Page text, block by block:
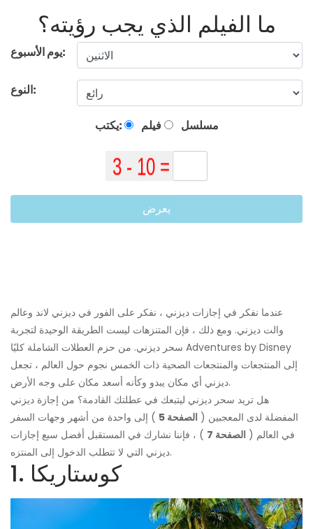
ما الفيلم الذي يجب رؤيته؟
يوم الأسبوع:
النوع:
يكتب: فيلم مسلسل
يعرض
عندما نفكر في إجازات ديزني ، نفكر على الفور في ديزني لاند وعالم
والت ديزني. ومع ذلك ، فإن المتنزهات ليست الطريقة الوحيدة لتجربة
سحر ديزني. من حزم العطلات الشاملة كليًا Adventures by Disney
إلى المنتجعات والمنتجعات الصحية ذات الخمس نجوم حول العالم ، تجعل
ديزني أي مكان يبدو وكأنه أسعد مكان على وجه الأرض.
هل تريد سحر ديزني ليتبعك في عطلتك القادمة؟ من إجازة ديزني
المفضلة لدى المعجبين ( الصفحة 5
) إلى واحدة من أشهر وجهات السفر
في العالم ( الصفحة 7
) ، فإننا نشارك في المستقبل أفضل سبع إجازات
ديزني التي لا تتطلب الدخول إلى المنتزه.
1. كوستاريكا